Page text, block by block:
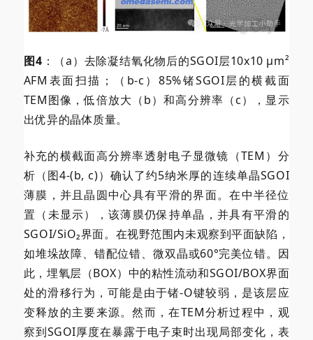
图4 ：（a）去除凝结氧化物后的SGOI层10x10 µm²
AFM表面扫描；（b-c）85%锗SGOI层的横截面
TEM图像，低倍放大（b）和高分辨率（c），显示
出优异的晶体质量。
补充的横截面高分辨率透射电子显微镜（TEM）分
析（图4-(b, c)）确认了约5纳米厚的连续单晶SGOI
薄膜，并且晶圆中心具有平滑的界面。在中半径位
置（未显示），该薄膜仍保持单晶，并具有平滑的
SGOI/SiO₂界面。在视野范围内未观察到平面缺陷，
如堆垛故障、错配位错、微双晶或60°完美位错。因
此，埋氧层（BOX）中的粘性流动和SGOI/BOX界面
处的滑移行为，可能是由于锗-O键较弱，是该层应
变释放的主要来源。然而，在TEM分析过程中，观
察到SGOI厚度在暴露于电子束时出现局部变化，表